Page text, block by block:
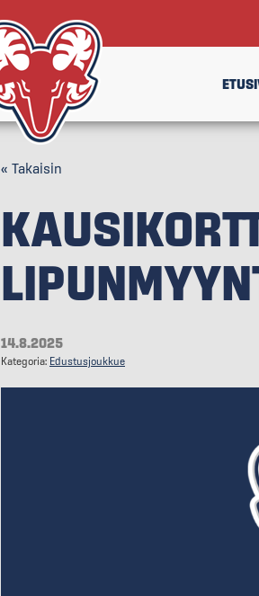
« Takaisin
14.8.2025
Kategoria: Edustusjoukkue